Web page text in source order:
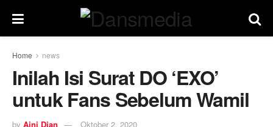
Home news
Inilah Isi Surat DO ‘EXO’
untuk Fans Sebelum Wamil
by Aini Dian Oktober 2, 2020